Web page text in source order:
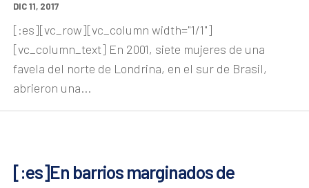
DIC 11, 2017
[:es][vc_row][vc_column width="1/1"]
[vc_column_text] En 2001, siete mujeres de una
favela del norte de Londrina, en el sur de Brasil,
abrieron una...
[:es]En barrios marginados de